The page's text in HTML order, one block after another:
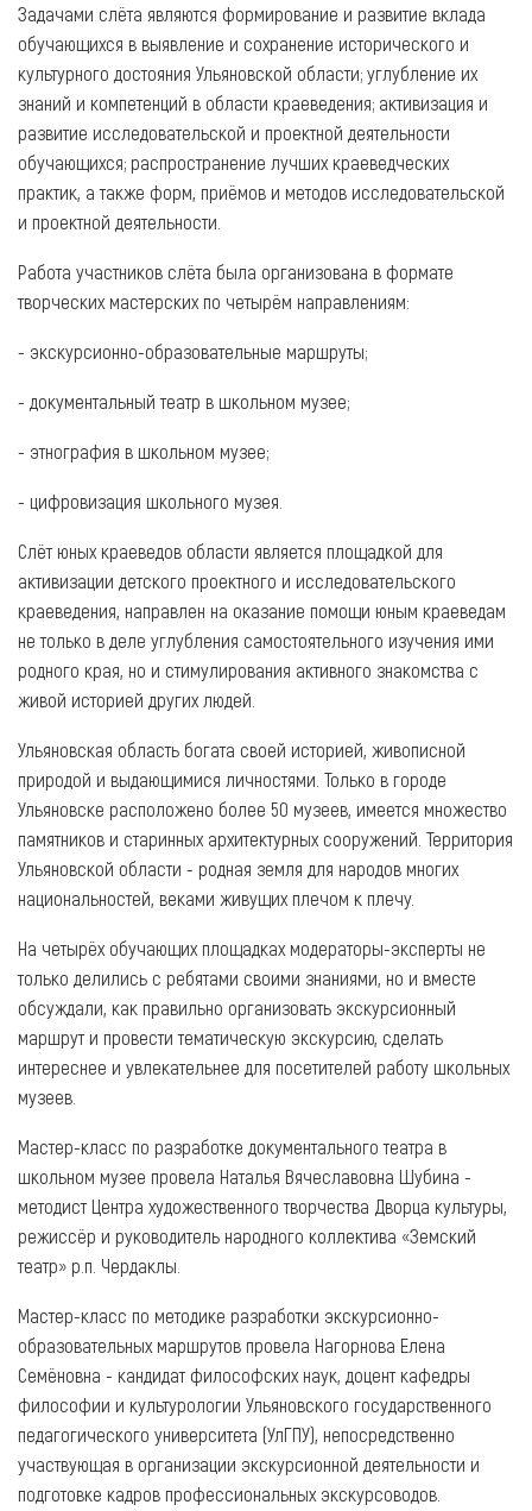
Задачами слёта являются формирование и развитие вклада
обучающихся в выявление и сохранение исторического и
культурного достояния Ульяновской области; углубление их
знаний и компетенций в области краеведения; активизация и
развитие исследовательской и проектной деятельности
обучающихся; распространение лучших краеведческих
практик, а также форм, приёмов и методов исследовательской
и проектной деятельности.
Работа участников слёта была организована в формате
творческих мастерских по четырём направлениям:
- экскурсионно-образовательные маршруты;
- документальный театр в школьном музее;
- этнография в школьном музее;
- цифровизация школьного музея.
Слёт юных краеведов области является площадкой для
активизации детского проектного и исследовательского
краеведения, направлен на оказание помощи юным краеведам
не только в деле углубления самостоятельного изучения ими
родного края, но и стимулирования активного знакомства с
живой историей других людей.
Ульяновская область богата своей историей, живописной
природой и выдающимися личностями. Только в городе
Ульяновске расположено более 50 музеев, имеется множество
памятников и старинных архитектурных сооружений. Территория
Ульяновской области - родная земля для народов многих
национальностей, веками живущих плечом к плечу.
На четырёх обучающих площадках модераторы-эксперты не
только делились с ребятами своими знаниями, но и вместе
обсуждали, как правильно организовать экскурсионный
маршрут и провести тематическую экскурсию, сделать
интереснее и увлекательнее для посетителей работу школьных
музеев.
Мастер-класс по разработке документального театра в
школьном музее провела Наталья Вячеславовна Шубина -
методист Центра художественного творчества Дворца культуры,
режиссёр и руководитель народного коллектива «Земский
театр» р.п. Чердаклы.
Мастер-класс по методике разработки экскурсионно-
образовательных маршрутов провела Нагорнова Елена
Семёновна - кандидат философских наук, доцент кафедры
философии и культурологии Ульяновского государственного
педагогического университета (УлГПУ), непосредственно
участвующая в организации экскурсионной деятельности и
подготовке кадров профессиональных экскурсоводов.